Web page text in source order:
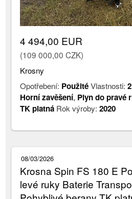
4 494,00 EUR
(109 000,00 CZK)
Krosny
Opotřebení: PoužitéVlastnosti:
Horní zavěšení, Plyn do pravé
TK platná Rok výroby:2020
08/03/2026
Krosna Spin FS 180 E
levé ruky Baterie